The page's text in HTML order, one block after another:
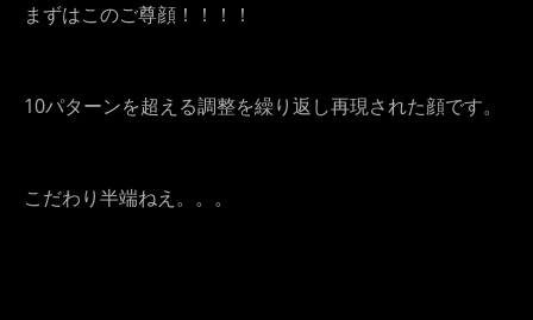
まずはこのご尊顔！！！！
10パターンを超える調整を繰り返し再現された顔です。
こだわり半端ねえ。。。